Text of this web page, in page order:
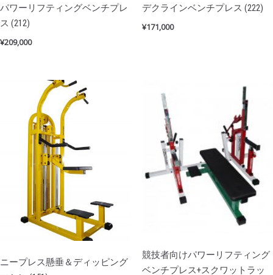
パワーリフティングベンチプレ
ス (212)
¥209,000
デクラインベンチプレス (222)
¥171,000
ニープレス懸垂＆ディッピング
競技者向けパワーリフティング
ベンチプレス+スクワットラッ